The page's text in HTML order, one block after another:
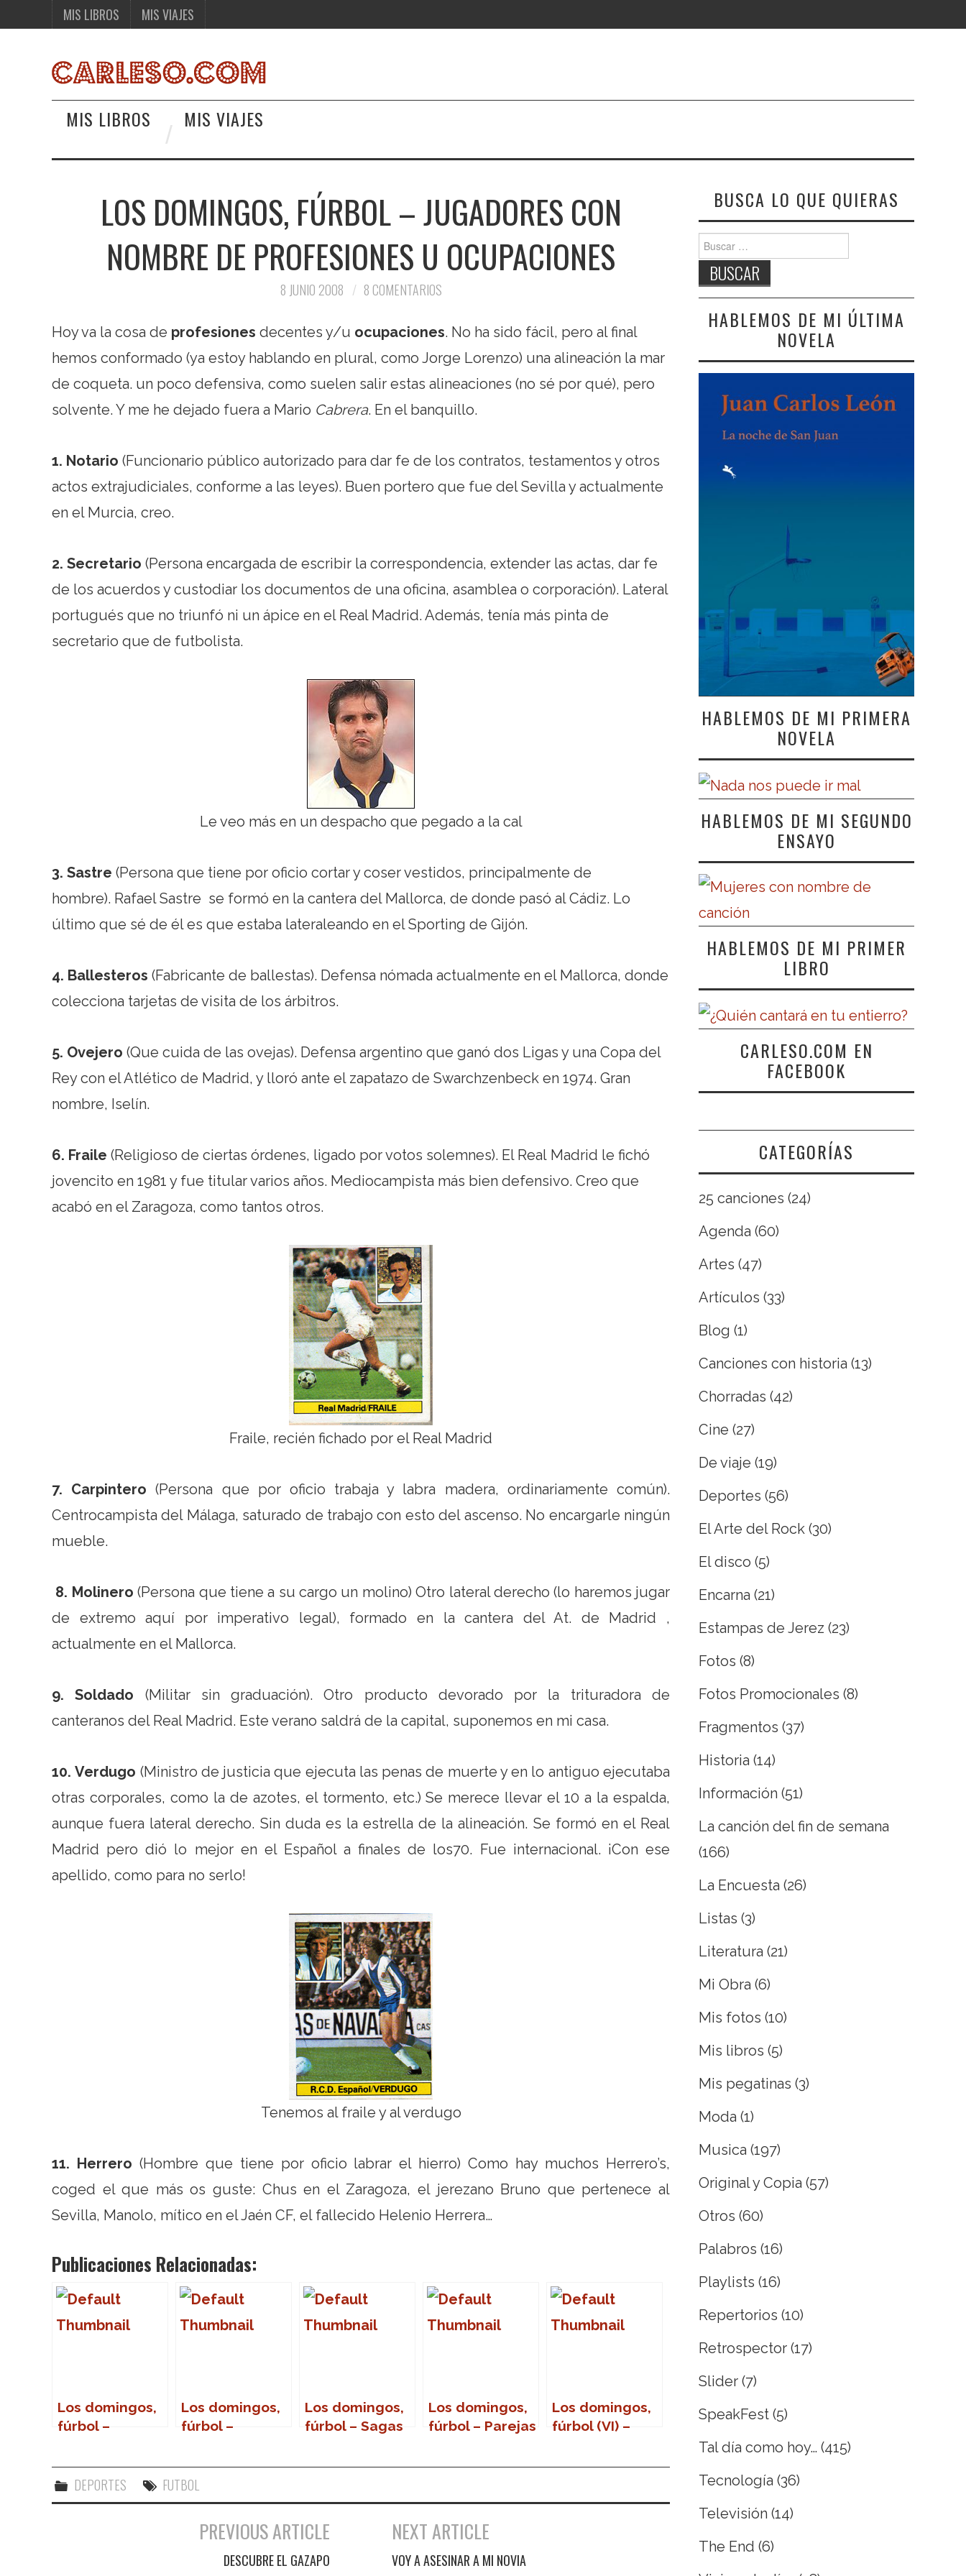
MIS LIBROS MIS VIAJES
MIS LIBROS MIS VIAJES
LOS DOMINGOS, FÚRBOL – JUGADORES CON
NOMBRE DE PROFESIONES U OCUPACIONES
8 JUNIO 2008 8 COMENTARIOS
Hoy va la cosa de profesiones decentes y/u ocupaciones. No ha sido fácil, pero al final
hemos conformado (ya estoy hablando en plural, como Jorge Lorenzo) una alineación la mar
de coqueta. un poco defensiva, como suelen salir estas alineaciones (no sé por qué), pero
solvente. Y me he dejado fuera a Mario Cabrera. En el banquillo.
1. Notario (Funcionario público autorizado para dar fe de los contratos, testamentos y otros
actos extrajudiciales, conforme a las leyes). Buen portero que fue del Sevilla y actualmente
en el Murcia, creo.
2. Secretario (Persona encargada de escribir la correspondencia, extender las actas, dar fe
de los acuerdos y custodiar los documentos de una oficina, asamblea o corporación). Lateral
portugués que no triunfó ni un ápice en el Real Madrid. Además, tenía más pinta de
secretario que de futbolista.
Le veo más en un despacho que pegado a la cal
3. Sastre (Persona que tiene por oficio cortar y coser vestidos, principalmente de
hombre). Rafael Sastre se formó en la cantera del Mallorca, de donde pasó al Cádiz. Lo
último que sé de él es que estaba lateraleando en el Sporting de Gijón.
4. Ballesteros (Fabricante de ballestas). Defensa nómada actualmente en el Mallorca, donde
colecciona tarjetas de visita de los árbitros.
5. Ovejero (Que cuida de las ovejas). Defensa argentino que ganó dos Ligas y una Copa del
Rey con el Atlético de Madrid, y lloró ante el zapatazo de Swarchzenbeck en 1974. Gran
nombre, Iselín.
6. Fraile (Religioso de ciertas órdenes, ligado por votos solemnes). El Real Madrid le fichó
jovencito en 1981 y fue titular varios años. Mediocampista más bien defensivo. Creo que
acabó en el Zaragoza, como tantos otros.
Fraile, recién fichado por el Real Madrid
7. Carpintero (Persona que por oficio trabaja y labra madera, ordinariamente común).
Centrocampista del Málaga, saturado de trabajo con esto del ascenso. No encargarle ningún
mueble.
8. Molinero(Persona que tiene a su cargo un molino) Otro lateral derecho (lo haremos jugar
de extremo aquí por imperativo legal), formado en la cantera del At. de Madrid ,
actualmente en el Mallorca.
9. Soldado (Militar sin graduación). Otro producto devorado por la trituradora de
canteranos del Real Madrid. Este verano saldrá de la capital, suponemos en mi casa.
10. Verdugo (Ministro de justicia que ejecuta las penas de muerte y en lo antiguo ejecutaba
otras corporales, como la de azotes, el tormento, etc.) Se merece llevar el 10 a la espalda,
aunque fuera lateral derecho. Sin duda es la estrella de la alineación. Se formó en el Real
Madrid pero dió lo mejor en el Español a finales de los70. Fue internacional. ¡Con ese
apellido, como para no serlo!
Tenemos al fraile y al verdugo
11. Herrero (Hombre que tiene por oficio labrar el hierro) Como hay muchos Herrero’s,
coged el que más os guste: Chus en el Zaragoza, el jerezano Bruno que pertenece al
Sevilla, Manolo, mítico en el Jaén CF, el fallecido Helenio Herrera…
Publicaciones Relacionadas:
Los domingos,
fúrbol –
nombres de
provincias
Los domingos,
fúrbol –
nombres de
gentilicio
Los domingos,
fúrbol – Sagas
Los domingos,
fúrbol – Parejas
futbolistas
Los domingos,
fúrbol (VI) –
DEPORTES FUTBOL
PREVIOUS ARTICLE
DESCUBRE EL GAZAPO
NEXT ARTICLE
VOY A ASESINAR A MI NOVIA
BUSCA LO QUE QUIERAS
Buscar:
HABLEMOS DE MI ÚLTIMA
NOVELA
HABLEMOS DE MI PRIMERA
NOVELA
HABLEMOS DE MI SEGUNDO
ENSAYO
HABLEMOS DE MI PRIMER
LIBRO
CARLESO.COM EN
FACEBOOK
CATEGORÍAS
25 canciones (24)
Agenda (60)
Artes (47)
Artículos (33)
Blog (1)
Canciones con historia (13)
Chorradas (42)
Cine (27)
De viaje (19)
Deportes (56)
El Arte del Rock (30)
El disco (5)
Encarna (21)
Estampas de Jerez (23)
Fotos (8)
Fotos Promocionales (8)
Fragmentos (37)
Historia (14)
Información (51)
La canción del fin de semana
(166)
La Encuesta (26)
Listas (3)
Literatura (21)
Mi Obra (6)
Mis fotos (10)
Mis libros (5)
Mis pegatinas (3)
Moda (1)
Musica (197)
Original y Copia (57)
Otros (60)
Palabros (16)
Playlists (16)
Repertorios (10)
Retrospector (17)
Slider (7)
SpeakFest (5)
Tal día como hoy… (415)
Tecnología (36)
Televisión (14)
The End (6)